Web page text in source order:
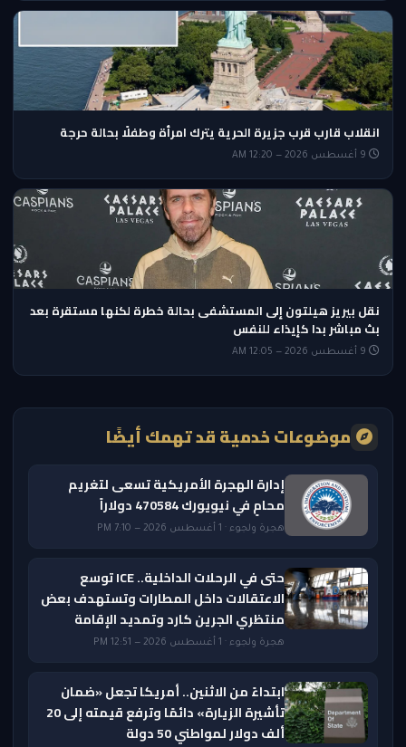
انقلاب قارب قرب جزيرة الحرية يترك امرأة وطفلًا بحالة حرجة
نقل بيريز هيلتون إلى المستشفى بحالة خطرة لكنها مستقرة بعد
بث مباشر بدا كإيذاء للنفس
موضوعات خدمية قد تهمك أيضًا
إدارة الهجرة الأمريكية تسعى لتغريم
محامٍ في نيويورك 470584 دولاراً
هجرة ولجوء · 1 أغسطس 2026 — 7:10 PM
حتى في الرحلات الداخلية.. ICE توسع
الاعتقالات داخل المطارات وتستهدف بعض
منتظري الجرين كارد وتمديد الإقامة
هجرة ولجوء · 1 أغسطس 2026 — 12:51 PM
ابتداءً من الاثنين.. أمريكا تجعل «ضمان
تأشيرة الزيارة» دائمًا وترفع قيمته إلى 20
ألف دولار لمواطني 50 دولة